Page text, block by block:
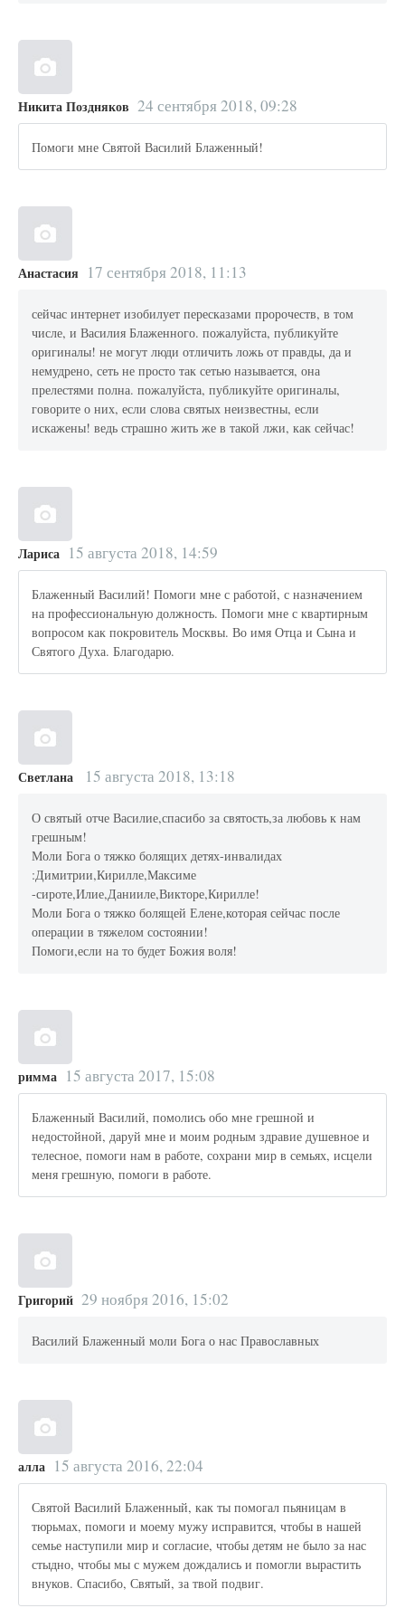
Никита Поздняков 24 сентября 2018, 09:28
Помоги мне Святой Василий Блаженный!
Анастасия 17 сентября 2018, 11:13
сейчас интернет изобилует пересказами пророчеств, в том
числе, и Василия Блаженного. пожалуйста, публикуйте
оригиналы! не могут люди отличить ложь от правды, да и
немудрено, сеть не просто так сетью называется, она
прелестями полна. пожалуйста, публикуйте оригиналы,
говорите о них, если слова святых неизвестны, если
искажены! ведь страшно жить же в такой лжи, как сейчас!
Лариса 15 августа 2018, 14:59
Блаженный Василий! Помоги мне с работой, с назначением
на профессиональную должность. Помоги мне с квартирным
вопросом как покровитель Москвы. Во имя Отца и Сына и
Святого Духа. Благодарю.
Светлана 15 августа 2018, 13:18
О святый отче Василие,спасибо за святость,за любовь к нам
грешным!
Моли Бога о тяжко болящих детях-инвалидах
:Димитрии,Кирилле,Максиме
-сироте,Илие,Данииле,Викторе,Кирилле!
Моли Бога о тяжко болящей Елене,которая сейчас после
операции в тяжелом состоянии!
Помоги,если на то будет Божия воля!
римма 15 августа 2017, 15:08
Блаженный Василий, помолись обо мне грешной и
недостойной, даруй мне и моим родным здравие душевное и
телесное, помоги нам в работе, сохрани мир в семьях, исцели
меня грешную, помоги в работе.
Григорий 29 ноября 2016, 15:02
Василий Блаженный моли Бога о нас Православных
алла 15 августа 2016, 22:04
Святой Василий Блаженный, как ты помогал пьяницам в
тюрьмах, помоги и моему мужу исправится, чтобы в нашей
семье наступили мир и согласие, чтобы детям не было за нас
стыдно, чтобы мы с мужем дождались и помогли вырастить
внуков. Спасибо, Святый, за твой подвиг.